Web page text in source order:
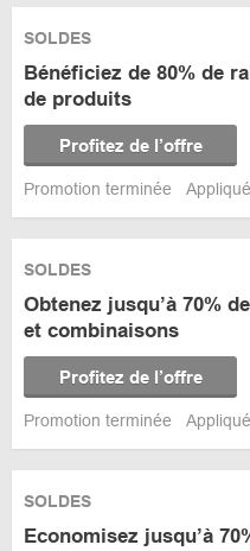
SOLDES
Bénéficiez de 80% de
de produits
Profitez de l’offre
Promotion terminée
SOLDES
Obtenez jusqu’à 70%
et combinaisons
Profitez de l’offre
Promotion terminée
SOLDES
Economisez jusqu’à